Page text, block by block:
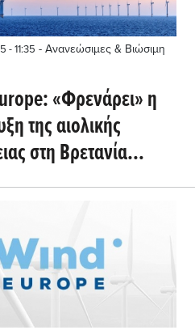
- 11:35 - Ανανεώσιμες & Βιώσιμη
«Φρενάρει» η
της αιολικής
στη Βρετανία